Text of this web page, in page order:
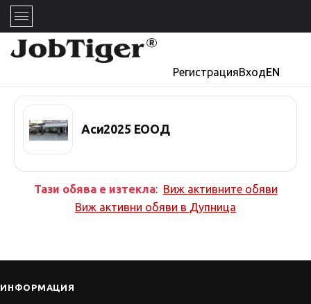
РегистрацияВходEN
Аси2025 ЕООД
Тази обява е изтекла: Виж активните обяви
Виж активни обяви в Дупница
ИНФОРМАЦИЯ